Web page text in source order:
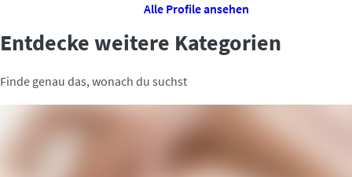
Alle Profile ansehen
Entdecke weitere Kategorien
Finde genau das, wonach du suchst